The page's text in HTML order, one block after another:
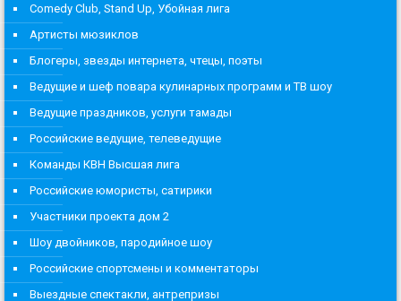
Comedy Club, Stand Up, Убойная лига
Артисты мюзиклов
Блогеры, звезды интернета, чтецы, поэты
Ведущие и шеф повара кулинарных программ и ТВ шоу
Ведущие праздников, услуги тамады
Российские ведущие, телеведущие
Команды КВН Высшая лига
Российские юмористы, сатирики
Участники проекта дом 2
Шоу двойников, пародийное шоу
Российские спортсмены и комментаторы
Выездные спектакли, антрепризы